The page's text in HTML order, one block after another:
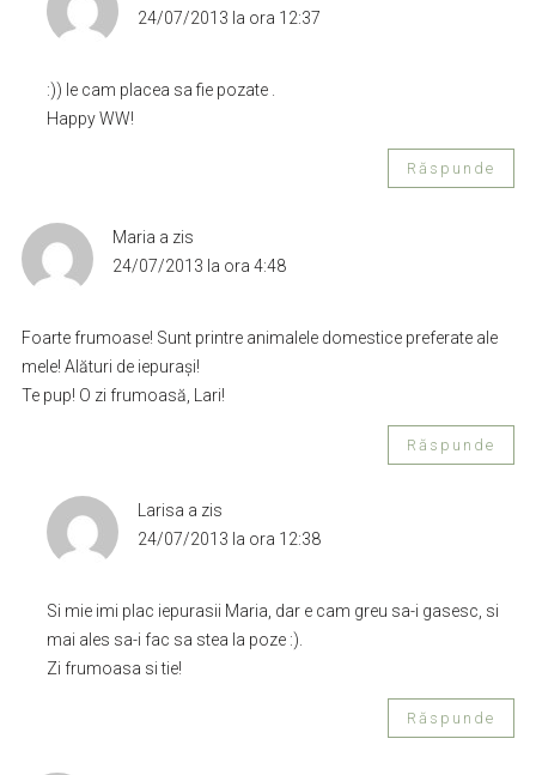
24/07/2013 la ora 12:37
:)) le cam placea sa fie pozate .
Happy WW!
Răspunde
Maria a zis
24/07/2013 la ora 4:48
Foarte frumoase! Sunt printre animalele domestice preferate ale
mele! Alături de iepurași!
Te pup! O zi frumoasă, Lari!
Răspunde
Larisa a zis
24/07/2013 la ora 12:38
Si mie imi plac iepurasii Maria, dar e cam greu sa-i gasesc, si
mai ales sa-i fac sa stea la poze :).
Zi frumoasa si tie!
Răspunde